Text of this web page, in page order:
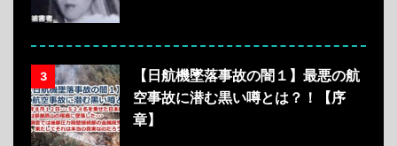
3
【日航機墜落事故の闇１】最悪の航
空事故に潜む黒い噂とは？！【序
章】